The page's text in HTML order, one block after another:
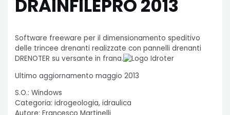
DRAINFILEPRO 2013
Software freeware per il dimensionamento speditivo
delle trincee drenanti realizzate con pannelli drenanti
DRENOTER su versante in frana.
Ultimo aggiornamento maggio 2013
S.O.: Windows
Categoria: idrogeologia, idraulica